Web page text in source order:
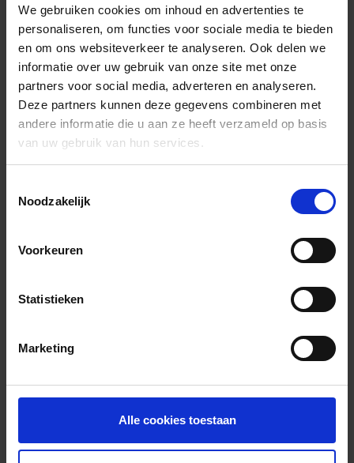
We gebruiken cookies om inhoud en advertenties te
personaliseren, om functies voor sociale media te bieden
en om ons websiteverkeer te analyseren. Ook delen we
informatie over uw gebruik van onze site met onze
partners voor social media, adverteren en analyseren.
Deze partners kunnen deze gegevens combineren met
andere informatie die u aan ze heeft verzameld op basis
van uw gebruik van hun services.
Noodzakelijk
Voorkeuren
Statistieken
Marketing
Alle cookies toestaan